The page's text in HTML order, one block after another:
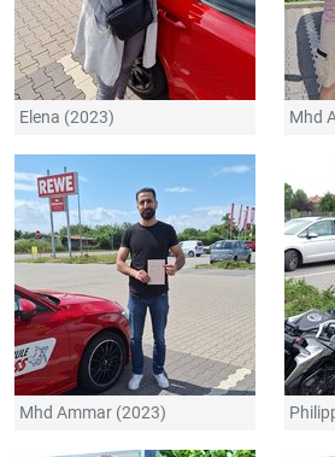
Elena (2023) Mhd
Mhd Ammar (2023)